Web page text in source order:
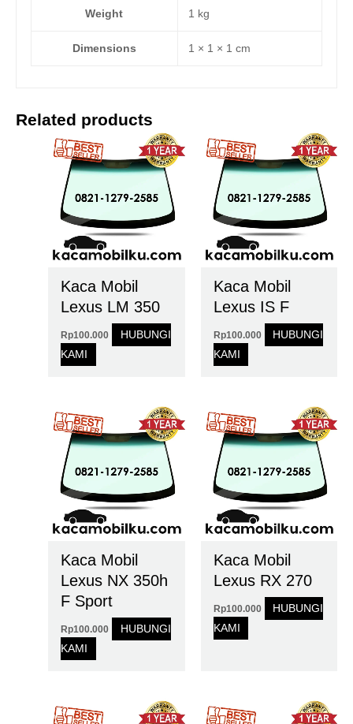
Weight 1 kg
Dimensions 1 × 1 × 1 cm
Related products
Kaca Mobil
Lexus LM 350
Rp100.000
HUBUNGI
KAMI
Kaca Mobil
Lexus IS F
Rp100.000
HUBUNGI
KAMI
Kaca Mobil
Lexus NX 350h
F Sport
Rp100.000
HUBUNGI
KAMI
Kaca Mobil
Lexus RX 270
Rp100.000
HUBUNGI
KAMI